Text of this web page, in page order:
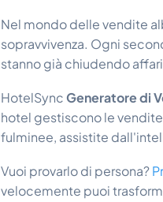
Nel mondo delle vendite
sopravvivenza. Ogni
stanno già chiudendo
HotelSyncGeneratore di
hotel gestiscono le
fulminee, assistite
Vuoi provarlo di persona?
velocemente puoi